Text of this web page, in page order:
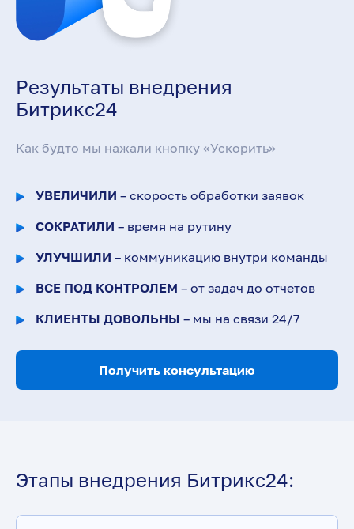
Результаты внедрения
Битрикс24
Как будто мы нажали кнопку «Ускорить»
УВЕЛИЧИЛИ – скорость обработки заявок
СОКРАТИЛИ – время на рутину
УЛУЧШИЛИ – коммуникацию внутри команды
ВСЕ ПОД КОНТРОЛЕМ – от задач до отчетов
КЛИЕНТЫ ДОВОЛЬНЫ – мы на связи 24/7
Получить консультацию
Этапы внедрения Битрикс24: